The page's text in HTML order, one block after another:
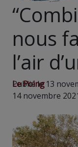
nous
l’air
Le Poing
Publié le 13
14 novembre